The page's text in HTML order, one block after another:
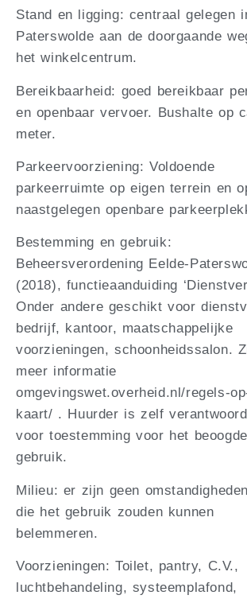
Stand en ligging: centraal gelegen
Paterswolde aan de doorgaande
het winkelcentrum.
Bereikbaarheid: goed bereikbaar
en openbaar vervoer. Bushalte op
meter.
Parkeervoorziening: Voldoende
parkeerruimte op eigen terrein en
naastgelegen openbare
Bestemming en gebruik:
Beheersverordening Eelde-
(2018), functieaanduiding
Onder andere geschikt voor
bedrijf, kantoor, maatschappelijke
voorzieningen, schoonheidssalon.
meer informatie
omgevingswet.overheid.nl/regels-
kaart/ . Huurder is zelf
voor toestemming voor het beoogde
gebruik.
Milieu: er zijn geen
die het gebruik zouden kunnen
belemmeren.
Voorzieningen: Toilet, pantry, C.V.,
luchtbehandeling, systeemplafond,